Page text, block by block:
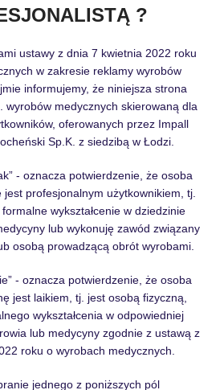
?
ustawy z dnia 7 kwietnia 2022 roku
w zakresie reklamy wyrobów
informujemy, że niniejsza strona
wyrobów medycznych skierowaną dla
oferowanych przez Impall
Sp.K. z siedzibą w Łodzi.
- oznacza potwierdzenie, że osoba
profesjonalnym użytkownikiem, tj.
wykształcenie w dziedzinie
lub wykonuję zawód związany
osobą prowadzącą obrót wyrobami.
- oznacza potwierdzenie, że osoba
jest laikiem, tj. jest osobą fizyczną,
wykształcenia w odpowiedniej
lub medycyny zgodnie z ustawą z
roku o wyrobach medycznych.
jednego z poniższych pól